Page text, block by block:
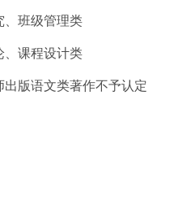
、班级管理类
、课程设计类
版语文类著作不予认定